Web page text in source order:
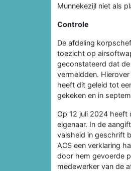
Munnekezijl niet als
Controle
De afdeling
toezicht op
geconstateerd dat
vermeldden.
heeft dit geleid tot
gekeken en in
Op 12 juli 2024 heeft
eigenaar. In de
valsheid in geschrift
ACS een verklaring
door hem gevoerde
medewerker van de